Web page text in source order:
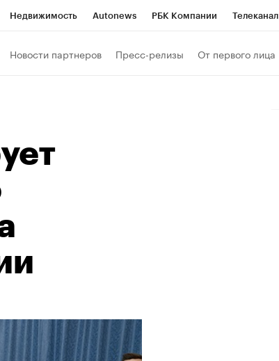
Недвижимость Autonews РБК Компании Телеканал
Новости партнеров Пресс-релизы От первого лица